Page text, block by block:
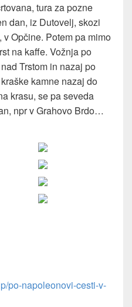
tura za pozne
dan, iz Dutovelj, skozi
Opčine. Potem pa mimo
na kaffe. Vožnja po
Trstom in nazaj po
kamne nazaj do
krasu, se pa seveda
npr v Grahovo Brdo…
po-napoleonovi-cesti-v-